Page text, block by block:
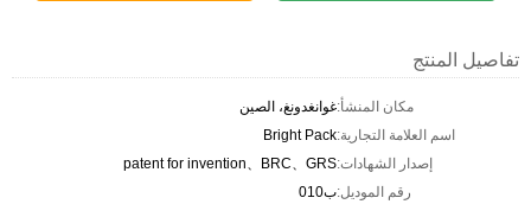
تفاصيل المنتج
مكان المنشأ:غوانغدونغ، الصين
اسم العلامة التجارية:Bright Pack
إصدار الشهادات:patent for invention、BRC、GRS
رقم الموديل:ب010